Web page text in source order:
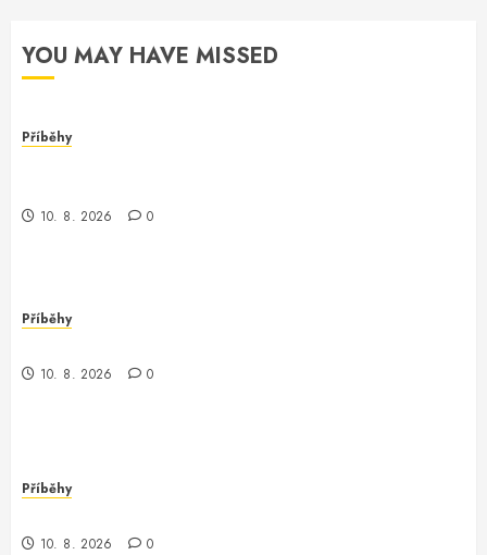
YOU MAY HAVE MISSED
Příběhy
10. 8. 2026 0
Příběhy
10. 8. 2026 0
Příběhy
10. 8. 2026 0